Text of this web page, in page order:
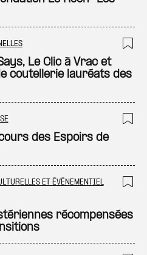
Le Clic à Vrac et
coutellerie lauréats des
des Espoirs de
ET ÉVÉNEMENTIEL
récompensées